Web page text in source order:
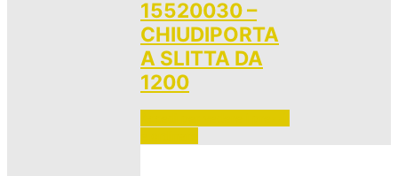
15520030 –
CHIUDIPORTA
A SLITTA DA
1200